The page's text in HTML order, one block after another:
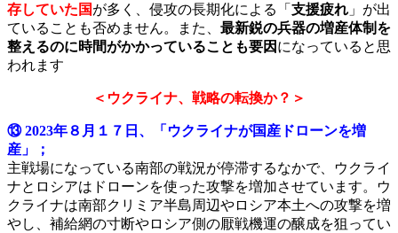
存していた国が多く、侵攻の長期化による「 支援疲れ 」が出
ていることも否めません。また、 最新鋭の兵器の増産体制を
整えるのに時間がかかっていることも要因 になっていると思
われます
＜ウクライナ、戦略の転換か？＞
⑬ 2023年８月１７日、「ウクライナが国産ドローンを増
産」；
主戦場になっている南部の戦況が停滞するなかで、ウクライ
ナとロシアはドローンを使った攻撃を増加させています。ウ
クライナは南部クリミア半島周辺やロシア本土への攻撃を増
やし、補給網の寸断やロシア側の厭戦機運の醸成を狙ってい